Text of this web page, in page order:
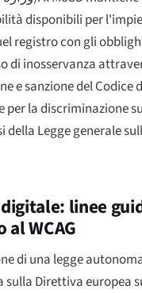
disponibili per
registro con gli
di inosservanza
e sanzione del Codice
per la discriminazione
della Legge generale
linee
WCAG
di una legge
Direttiva europea